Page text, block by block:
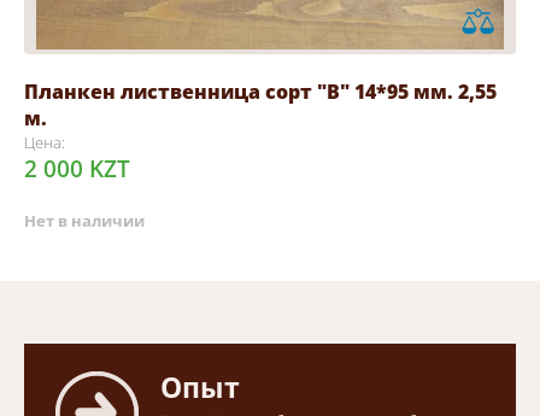
Планкен лиственница сорт "В" 14*95 мм. 2,55
м.
Цена:
2 000 KZT
Нет в наличии
Опыт